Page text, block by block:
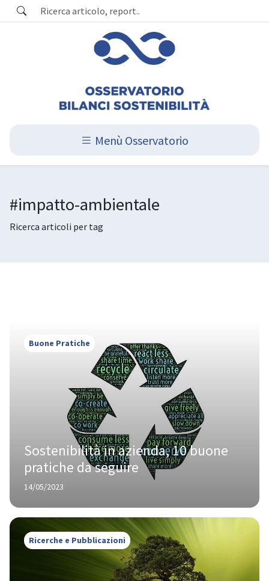
Menù Osservatorio
#impatto-ambientale
Ricerca articoli per tag
Buone Pratiche
Sostenibilità in azienda, 10 buone
pratiche da seguire
14/05/2023
Ricerche e Pubblicazioni